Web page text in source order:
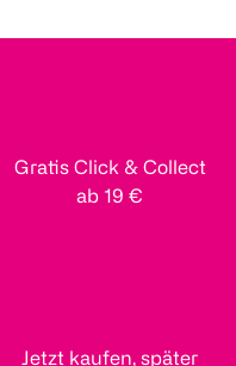
Gratis Click & Collect
ab 19 €
Jetzt kaufen, später